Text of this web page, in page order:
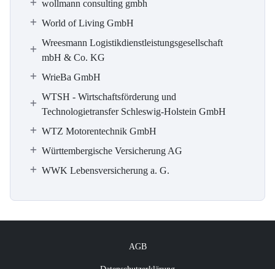
wollmann consulting gmbh
World of Living GmbH
Wreesmann Logistikdienstleistungsgesellschaft
mbH & Co. KG
WrieBa GmbH
WTSH - Wirtschaftsförderung und
Technologietransfer Schleswig-Holstein GmbH
WTZ Motorentechnik GmbH
Württembergische Versicherung AG
WWK Lebensversicherung a. G.
AGB